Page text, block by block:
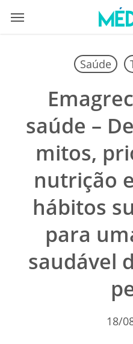
Menu
Saúde
saúde –
mitos,
nutrição
hábitos
para
saudável
18/